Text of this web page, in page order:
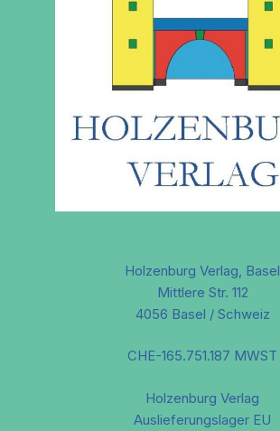
Holzenburg Verlag, Basel
Mittlere Str. 112
4056 Basel / Schweiz
CHE-165.751.187 MWST
Holzenburg Verlag
Auslieferungslager EU